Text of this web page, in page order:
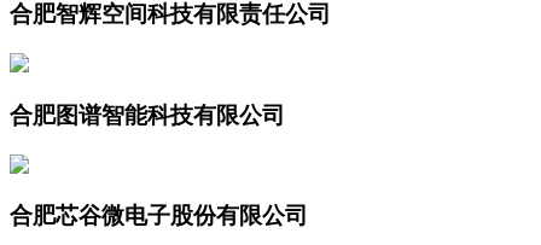
合肥智辉空间科技有限责任公司
合肥图谱智能科技有限公司
合肥芯谷微电子股份有限公司